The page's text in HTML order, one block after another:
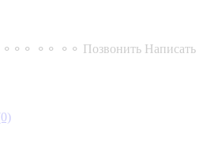
⚬⚬⚬ ⚬⚬ ⚬⚬ Позвонить Написать